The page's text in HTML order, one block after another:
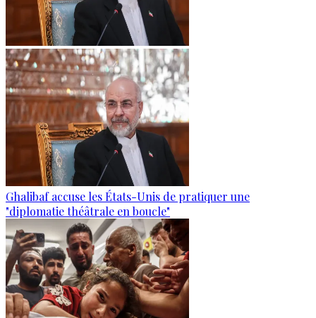
Ghalibaf accuse les États-Unis de pratiquer une
"diplomatie théâtrale en boucle"